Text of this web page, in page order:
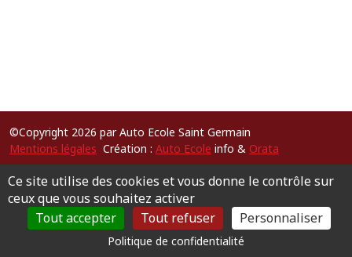
Ce site utilise des cookies et vous donne le contrôle sur
ceux que vous souhaitez activer
Tout accepter
Tout refuser Personnaliser
Politique de confidentialité
©Copyright 2026 par Auto Ecole Saint Germain
Mentions légales Création : Auto Ecole info & Orata